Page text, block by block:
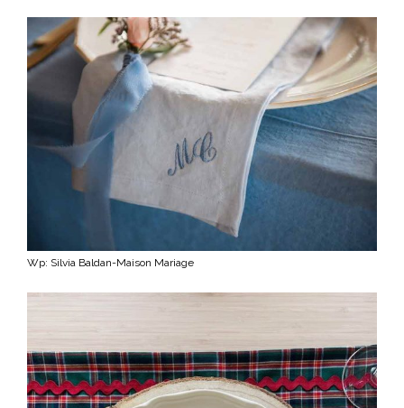
Wp: Silvia Baldan-Maison Mariage